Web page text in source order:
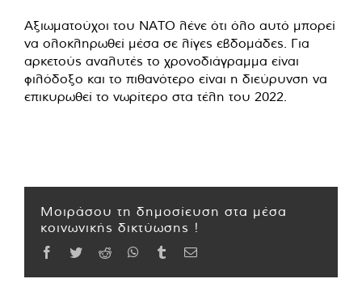
Αξιωματούχοι του ΝΑΤΟ λένε ότι όλο αυτό μπορεί
να ολοκληρωθεί μέσα σε λίγες εβδομάδες. Για
αρκετούς αναλυτές το χρονοδιάγραμμα είναι
φιλόδοξο και το πιθανότερο είναι η διεύρυνση να
επικυρωθεί το νωρίτερο στα τέλη του 2022.
Μοιράσου τη δημοσίευση στα μέσα
κοινωνικής δικτύωσης !
Facebook
TwitterReddit WhatsApp
TumblrEmail